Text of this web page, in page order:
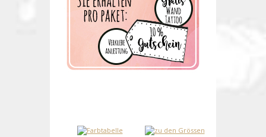
Verfügbarkeit:Auf Lager
Lieferzeit: 1-2 Werktage